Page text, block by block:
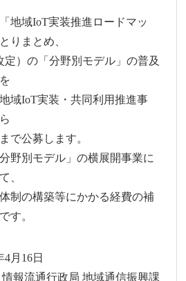
域IoT実装推進ロードマッ
りまとめ、
）の「分野別モデル」の普及
IoT実装・共同利用推進事
公募します。
別モデル」の横展開事業に
、
の構築等にかかる経費の補
す。
月16日
流通行政局 地域通信振興課